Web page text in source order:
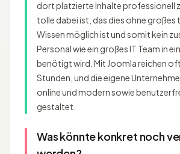
dort platzierte Inhalte professionell
tolle dabei ist, das dies ohne großes
Wissen möglich ist und somit kein
Personal wie ein großes IT Team in
benötigt wird. Mit Joomla reichen
Stunden, und die eigene
online und modern sowie
gestaltet.
Was könnte konkret noch